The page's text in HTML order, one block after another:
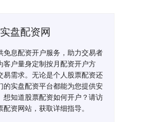
实盘配资网
免息配资开户服务，助力交易者
客户量身定制按月配资开户方
易需求。无论是个人股票配资还
的实盘配资平台都能为您提供安
想知道股票配资如何开户？请访
资网站，获取详细指导。